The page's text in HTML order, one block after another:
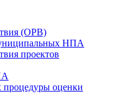
(ОРВ)
НПА
проектов
процедуры оценки